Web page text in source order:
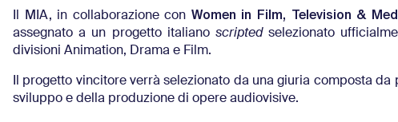
Il MIA, in collaborazione con Women in Film, Television &
assegnato a un progetto italiano scriptedselezionato
divisioni Animation, Drama e Film.
Il progetto vincitore verrà selezionato da una giuria composta
sviluppo e della produzione di opere audiovisive.